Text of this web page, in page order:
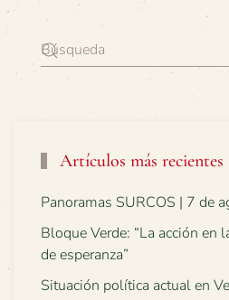
Artículos más recientes
Panoramas SURCOS | 7 de
Bloque Verde: “La acción en
de esperanza”
Situación política actual en